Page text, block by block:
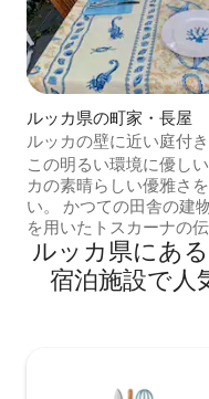
ルッカ県の町家・長屋
ルッカの壁に近い庭付
この明るい環境に優し
カの素晴らしい優雅さ
い。 かつての田舎の建
を用いたトスカーナの
で建てられ、ルッカの
数分（徒歩10分）の場
部はアイコニックなデ
ルッカ県にあ
宿泊施設で人